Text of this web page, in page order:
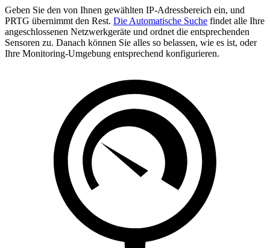
Geben Sie den von Ihnen gewählten IP-Adressbereich ein, und
PRTG übernimmt den Rest. Die Automatische Suche findet alle Ihre
angeschlossenen Netzwerkgeräte und ordnet die entsprechenden
Sensoren zu. Danach können Sie alles so belassen, wie es ist, oder
Ihre Monitoring-Umgebung entsprechend konfigurieren.